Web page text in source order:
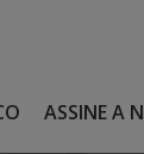
ASSINE A